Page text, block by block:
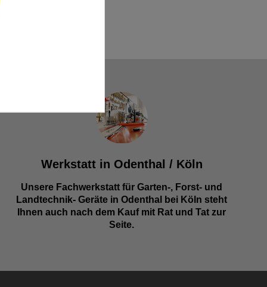
Werkstatt in Odenthal / Köln
Unsere Fachwerkstatt für Garten-, Forst- und
Landtechnik- Geräte in Odenthal bei Köln steht
Ihnen auch nach dem Kauf mit Rat und Tat zur
Seite.